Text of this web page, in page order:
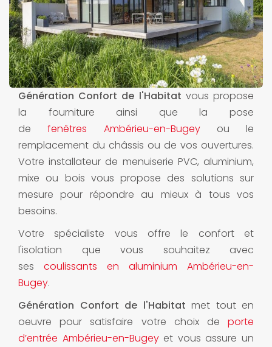
Génération Confort de l'Habitat vous propose
la fourniture ainsi que la pose
defenêtres Ambérieu-en-Bugeyou le
remplacement du châssis ou de vos ouvertures.
Votre installateur de menuiserie PVC, aluminium,
mixe ou bois vous propose des solutions sur
mesure pour répondre au mieux à tous vos
besoins.
Votre spécialiste vous offre le confort et
l'isolation que vous souhaitez avec
ses coulissants en aluminium Ambérieu-en-
Bugey.
Génération Confort de l'Habitat met tout en
oeuvre pour satisfaire votre choix de porte
d’entrée Ambérieu-en-Bugeyet vous assure un